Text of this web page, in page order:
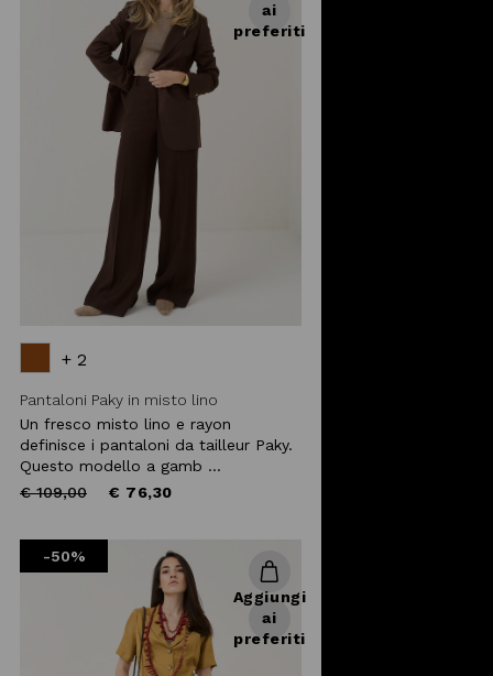
ai
preferiti
+ 2
Pantaloni Paky in misto lino
Un fresco misto lino e rayon
definisce i pantaloni da tailleur Paky.
Questo modello a gamb ...
Price
€ 109,00to € 76,30
-50%
Aggiungi
ai
preferiti